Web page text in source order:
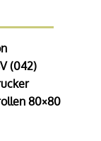
(042)
80×80